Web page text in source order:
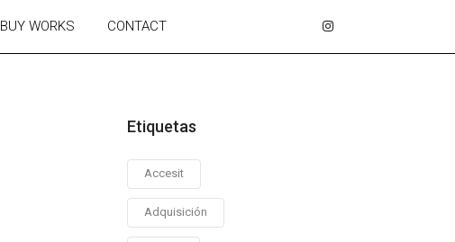
BUY WORKS CONTACT
Etiquetas
Accesit
Adquisición